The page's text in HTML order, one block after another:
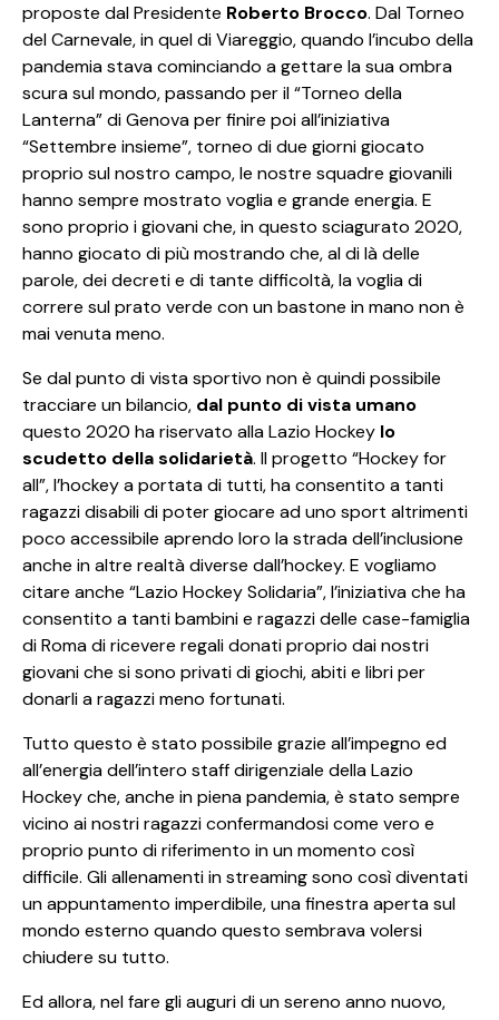
proposte dal Presidente Roberto Brocco. Dal Torneo
del Carnevale, in quel di Viareggio, quando l’incubo della
pandemia stava cominciando a gettare la sua ombra
scura sul mondo, passando per il “Torneo della
Lanterna” di Genova per finire poi all’iniziativa
“Settembre insieme”, torneo di due giorni giocato
proprio sul nostro campo, le nostre squadre giovanili
hanno sempre mostrato voglia e grande energia. E
sono proprio i giovani che, in questo sciagurato 2020,
hanno giocato di più mostrando che, al di là delle
parole, dei decreti e di tante difficoltà, la voglia di
correre sul prato verde con un bastone in mano non è
mai venuta meno.
Se dal punto di vista sportivo non è quindi possibile
tracciare un bilancio, dal punto di vista umano
questo 2020 ha riservato alla Lazio Hockey lo
scudetto della solidarietà. Il progetto “Hockey for
all”, l’hockey a portata di tutti, ha consentito a tanti
ragazzi disabili di poter giocare ad uno sport altrimenti
poco accessibile aprendo loro la strada dell’inclusione
anche in altre realtà diverse dall’hockey. E vogliamo
citare anche “Lazio Hockey Solidaria”, l’iniziativa che ha
consentito a tanti bambini e ragazzi delle case-famiglia
di Roma di ricevere regali donati proprio dai nostri
giovani che si sono privati di giochi, abiti e libri per
donarli a ragazzi meno fortunati.
Tutto questo è stato possibile grazie all’impegno ed
all’energia dell’intero staff dirigenziale della Lazio
Hockey che, anche in piena pandemia, è stato sempre
vicino ai nostri ragazzi confermandosi come vero e
proprio punto di riferimento in un momento così
difficile. Gli allenamenti in streaming sono così diventati
un appuntamento imperdibile, una finestra aperta sul
mondo esterno quando questo sembrava volersi
chiudere su tutto.
Ed allora, nel fare gli auguri di un sereno anno nuovo,